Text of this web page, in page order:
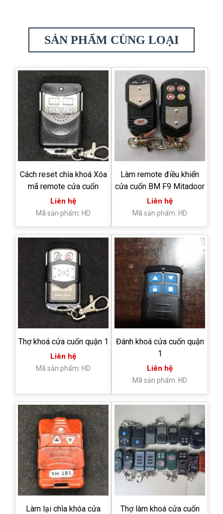
SẢN PHẨM CÙNG LOẠI
Cách reset chìa khoá Xóa
mã remote cửa cuốn
Liên hệ
Mã sản phẩm: HD
Làm remote điều khiển
cửa cuốn BM F9 Mitadoor
Liên hệ
Mã sản phẩm: HD
Thợ khoá cửa cuốn quận 1
Liên hệ
Mã sản phẩm: HD
Đánh khoá cửa cuốn quận
1
Liên hệ
Mã sản phẩm: HD
Làm lại chìa khóa cửa
Thợ làm khoá cửa cuốn